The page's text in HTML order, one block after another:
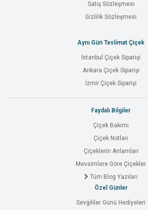
Satış Sözleşmesi
Gizlilik Sözleşmesi
Aynı Gün Teslimat Çiçek
İstanbul Çiçek Siparişi
Ankara Çiçek Siparişi
İzmir Çiçek Siparişi
Faydalı Bilgiler
Çiçek Bakımı
Çiçek Notları
Çiçeklerin Anlamları
Mevsimlere Göre Çiçekler
Tüm Blog Yazıları
Özel Günler
Sevgililer Günü Hediyeleri